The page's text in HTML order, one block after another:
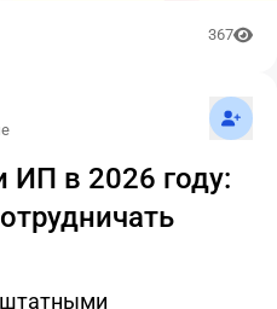
367
ИП в 2026 году: